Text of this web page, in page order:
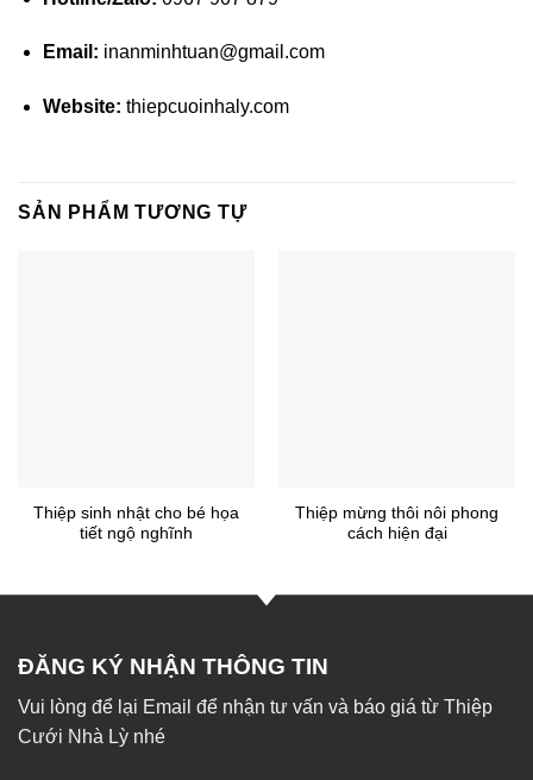
Email: inanminhtuan@gmail.com
Website: thiepcuoinhaly.com
SẢN PHẨM TƯƠNG TỰ
Thiệp sinh nhật cho bé họa
tiết ngộ nghĩnh
Thiệp mừng thôi nôi phong
cách hiện đại
ĐĂNG KÝ NHẬN THÔNG TIN
Vui lòng để lại Email để nhận tư vấn và báo giá từ Thiệp
Cưới Nhà Lỳ nhé